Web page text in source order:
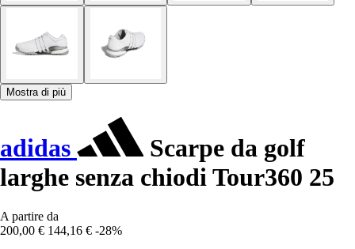
Mostra di più
adidas
Scarpe da golf
larghe senza chiodi Tour360 25
A partire da
200,00 € 144,16 € -28%